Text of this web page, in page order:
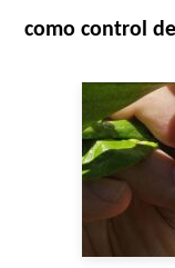
como control